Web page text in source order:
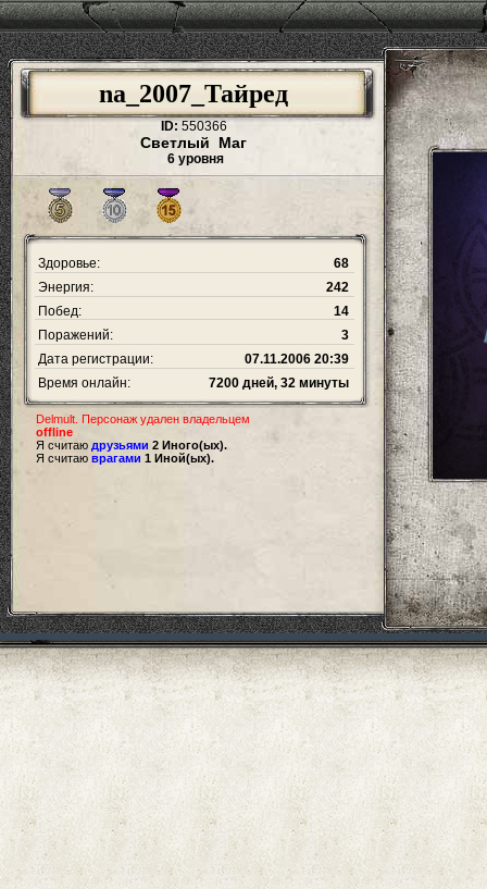
na_2007_Тайред
ID: 550366
Светлый Маг
6 уровня
Здоровье:
68
Энергия:
242
Побед:
14
Поражений:
3
Дата регистрации:
07.11.2006 20:39
Время онлайн:
7200 дней, 32 минуты
Delmult. Персонаж удален владельцем
offline
Я считаю друзьями 2 Иного(ых).
Я считаю врагами 1 Иной(ых).